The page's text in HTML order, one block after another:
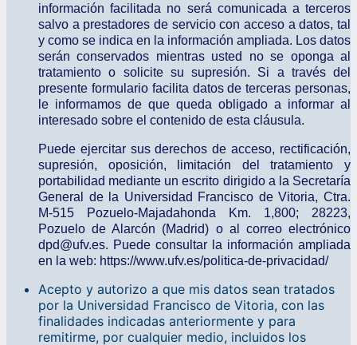
información facilitada no será comunicada a terceros
salvo a prestadores de servicio con acceso a datos, tal
y como se indica en la información ampliada. Los datos
serán conservados mientras usted no se oponga al
tratamiento o solicite su supresión. Si a través del
presente formulario facilita datos de terceras personas,
le informamos de que queda obligado a informar al
interesado sobre el contenido de esta cláusula.
Puede ejercitar sus derechos de acceso, rectificación,
supresión, oposición, limitación del tratamiento y
portabilidad mediante un escrito dirigido a la Secretaría
General de la Universidad Francisco de Vitoria, Ctra.
M-515 Pozuelo-Majadahonda Km. 1,800; 28223,
Pozuelo de Alarcón (Madrid) o al correo electrónico
dpd@ufv.es. Puede consultar la información ampliada
en la web: https://www.ufv.es/politica-de-privacidad/
Acepto y autorizo a que mis datos sean tratados
por la Universidad Francisco de Vitoria, con las
finalidades indicadas anteriormente y para
remitirme, por cualquier medio, incluidos los